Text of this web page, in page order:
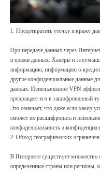
1. Предотвратить утечку и кражу
При передаче данных через
и кражи данных. Хакеры и
информацию, информацию о
другие конфиденциальные данные
данных. Использование VPN
превращает его в зашифрованный
Это означает, что даже если хакер
сможет их расшифровать и
конфиденциальность и
2. Обход географических
В Интернете существует множество
определенные страны или регионы,